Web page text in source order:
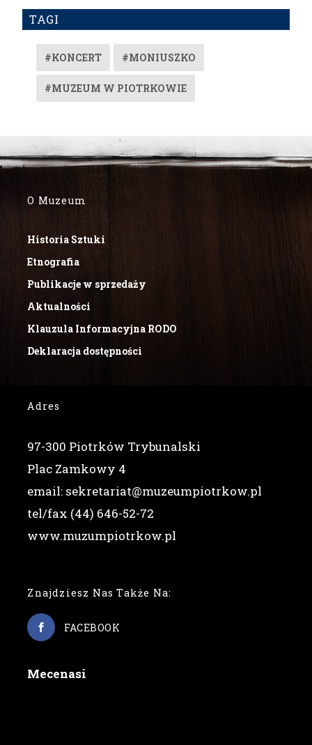
TAGI
#KONCERT #MONIUSZKO
#MUZEUM W PIOTRKOWIE
O Muzeum
Historia Sztuki
Etnografia
Publikacje w sprzedaży
Aktualności
Klauzula Informacyjna RODO
Deklaracja dostępności
Adres
97-300 Piotrków Trybunalski
Plac Zamkowy 4
email: sekretariat@muzeumpiotrkow.pl
tel/fax (44) 646-52-72
www.muzumpiotrkow.pl
Znajdziesz Nas Także Na:
FACEBOOK
Mecenasi